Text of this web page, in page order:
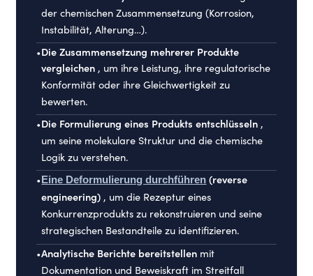
der chemischen Zusammensetzung (Korrosion,
Instabilität, Alterung…).
•Die Zusammensetzung mehrerer Produkte
vergleichen , um ihre Leistung, ihre regulatorische
Konformität oder ihre Gleichwertigkeit zu
bewerten.
•Die Formulierung eines Produkts entschlüsseln ,
um seine molekulare Struktur und die chemische
Logik zu verstehen.
• Eine Deformulierung durchführen (reverse
engineering) , um die Rezeptur eines
Konkurrenzprodukts zu rekonstruieren und seine
strategischen Bestandteile zu identifizieren.
•Analytische Berichte bereitstellen mit
Dokumentation und Beweiskraft im Streitfall